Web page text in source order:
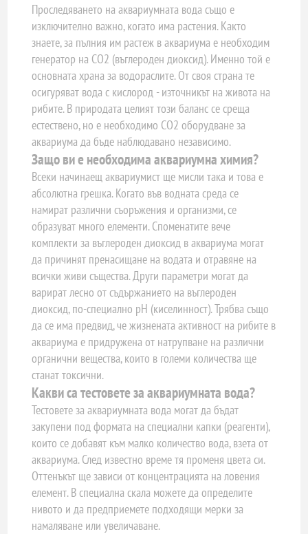
Проследяването на аквариумната вода също е
изключително важно, когато има растения. Както
знаете, за пълния им растеж в аквариума е необходим
генератор на CO2 (въглероден диоксид). Именно той е
основната храна за водораслите. От своя страна те
осигуряват вода с кислород - източникът на живота на
рибите. В природата целият този баланс се среща
естествено, но е необходимо СО2 оборудване за
аквариума да бъде наблюдавано независимо.
Защо ви е необходима аквариумна химия?
Всеки начинаещ аквариумист ще мисли така и това е
абсолютна грешка. Когато във водната среда се
намират различни съоръжения и организми, се
образуват много елементи. Споменатите вече
комплекти за въглероден диоксид в аквариума могат
да причинят пренасищане на водата и отравяне на
всички живи същества. Други параметри могат да
варират лесно от съдържанието на въглероден
диоксид, по-специално pH (киселинност). Трябва също
да се има предвид, че жизнената активност на рибите в
аквариума е придружена от натрупване на различни
органични вещества, които в големи количества ще
станат токсични.
Какви са тестовете за аквариумната вода?
Тестовете за аквариумната вода могат да бъдат
закупени под формата на специални капки (реагенти),
които се добавят към малко количество вода, взета от
аквариума. След известно време тя променя цвета си.
Оттенъкът ще зависи от концентрацията на ловения
елемент. В специална скала можете да определите
нивото и да предприемете подходящи мерки за
намаляване или увеличаване.